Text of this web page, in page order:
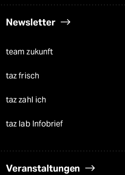
Newsletter
team zukunft
taz frisch
taz zahl ich
taz lab Infobrief
Veranstaltungen